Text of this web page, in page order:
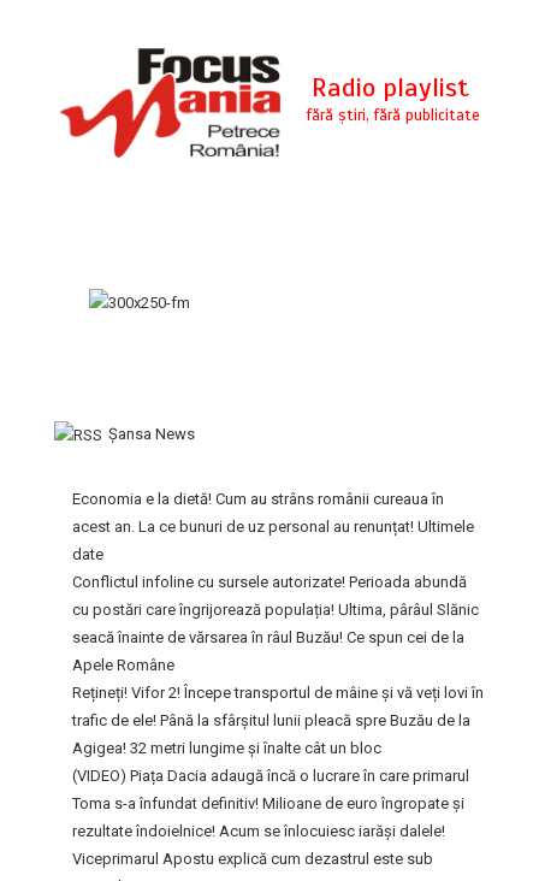
Şansa News
Economia e la dietă! Cum au strâns românii cureaua în
acest an. La ce bunuri de uz personal au renunțat! Ultimele
date
Conflictul infoline cu sursele autorizate! Perioada abundă
cu postări care îngrijorează populația! Ultima, pârâul Slănic
seacă înainte de vărsarea în râul Buzău! Ce spun cei de la
Apele Române
Rețineți! Vifor 2! Începe transportul de mâine și vă veți lovi în
trafic de ele! Până la sfârșitul lunii pleacă spre Buzău de la
Agigea! 32 metri lungime și înalte cât un bloc
(VIDEO) Piața Dacia adaugă încă o lucrare în care primarul
Toma s-a înfundat definitiv! Milioane de euro îngropate și
rezultate îndoielnice! Acum se înlocuiesc iarăși dalele!
Viceprimarul Apostu explică cum dezastrul este sub